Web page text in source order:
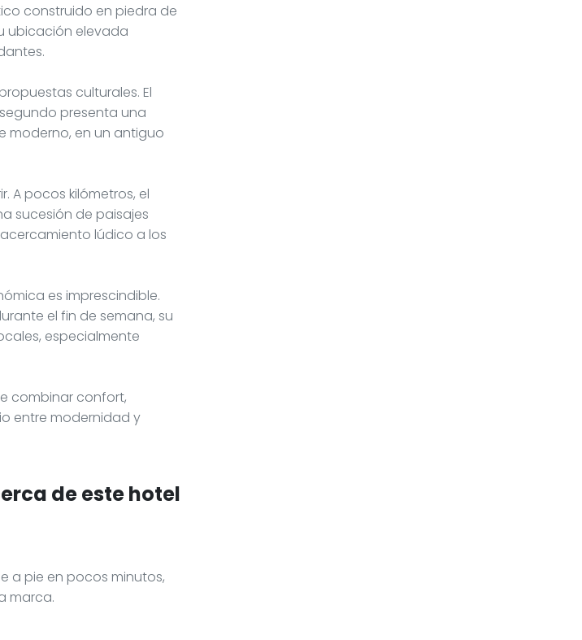
construido en piedra de
ubicación elevada
culturales. El
presenta una
moderno, en un antiguo
A pocos kilómetros, el
sucesión de paisajes
lúdico a los
es imprescindible.
el fin de semana, su
especialmente
combinar confort,
entre modernidad y
de este hotel
a pie en pocos minutos,
marca.